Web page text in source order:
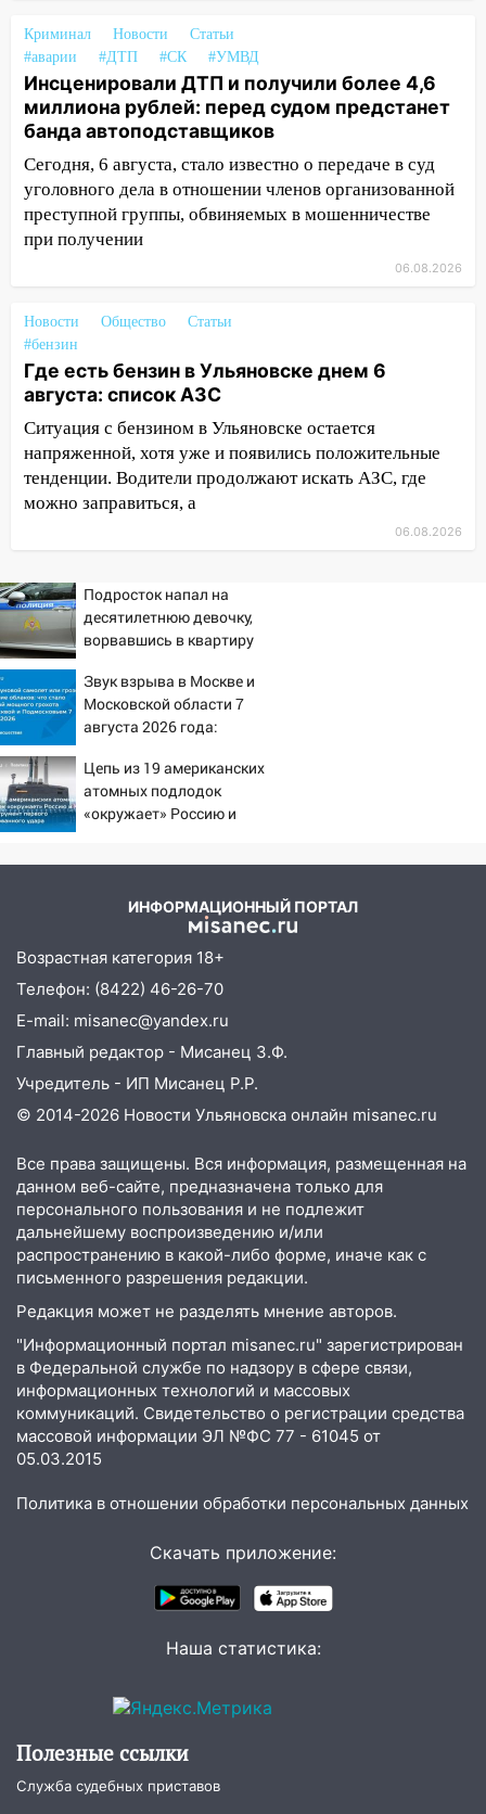
садах 79-летнего мужчину
10:26 На нескольких улицах Ульяновска
временно отключили холодную воду
10:14 В Ульяновске двоих участников
коррупционной схемы при ЦГКБ
отправили в колонию на 7 и 8 лет
09:52 Ночью беспилотники сбили над
соседними Татарстаном и Саратовской
09:41
Диана Шурыгина уверовала в
Бога в СИЗО
09:35 В Ульяновске директора фирмы
будут судить за неуплату налогов на 48
млн рублей
08:22
Подросток на питбайке сбил
велосипедистку: пострадали двое
Жара возвращается: ожидается
06:00
Под Ульяновском при развороте
пострадал 38-летний водитель
иномарки
05:00
«Каждая пятая женщина и каждый
второй мужчина в мире сталкиваются с
алопецией»: врач рассказал, чем может
быть вызвано облысение и как с этим
справиться
03:30
Гороскоп на 7 августа: пятница
отличные шансы исправить старые
06.08.2026
23:20 Прогноз погоды на 7 августа в
Ульяновской области
20:04 Ульяновцев приглашают на забег,
посвящённый Дню воздушного флота
России
19:12 В Ульяновской области
наказали за сокрытие прошлого своего
сотрудник
18:02 В Ульяновск едут звезды
баскетбола!
17:08 Ульяновский областной суд
оставил в силе приговор руководству
«УльяновскФармации» за махинации на
3,2 млн рублей
16:09 Ветераны легкой атлетики из
Ульяновска успешно выступили на
Чемпионате России
более 28% площадей зерновых и
Ульяновской области завели дело на
На улице Радищева сбили
Проводил до квартиры и ограбил:
новый кавалер женщины оказался
Криминал Новости
Статьи
#аварии
#ДТП #СК #УМВД
Инсценировали ДТП и получили более 4,6
миллиона рублей: перед судом предстанет
банда автоподставщиков
Сегодня, 6 августа, стало известно о передаче в суд
уголовного дела в отношении членов организованной
преступной группы, обвиняемых в мошенничестве
при получении
06.08.2026
Новости Общество
Статьи
#бензин
Где есть бензин в Ульяновске днем 6
августа: список АЗС
Ситуация с бензином в Ульяновске остается
напряженной, хотя уже и появились положительные
тенденции. Водители продолжают искать АЗС, где
можно заправиться, а
06.08.2026
Подросток напал на
десятилетнюю девочку,
ворвавшись в квартиру
Звук взрыва в Москве и
Московской области 7
августа 2026 года:
откуда был громкий
хлопок
Цепь из 19 американских
атомных подлодок
«окружает» Россию и
ИНФОРМАЦИОННЫЙ ПОРТАЛ
Возрастная категория 18+
Телефон: (8422) 46-26-70
E-mail: misanec@yandex.ru
Главный редактор - Мисанец З.Ф.
Учредитель - ИП Мисанец Р.Р.
© 2014-2026 Новости Ульяновска онлайн misanec.ru
Все права защищены. Вся информация, размещенная на
данном веб-сайте, предназначена только для
персонального пользования и не подлежит
дальнейшему воспроизведению и/или
распространению в какой-либо форме, иначе как с
письменного разрешения редакции.
Редакция может не разделять мнение авторов.
"Информационный портал misanec.ru" зарегистрирован
в Федеральной службе по надзору в сфере связи,
информационных технологий и массовых
коммуникаций. Свидетельство о регистрации средства
массовой информации ЭЛ №ФС 77 - 61045 от
05.03.2015
Политика в отношении обработки персональных данных
Скачать приложение:
Наша статистика:
Полезные ссылки
Служба судебных приставов